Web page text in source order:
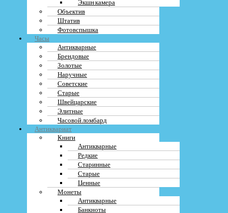
Экшн камера
Объектив
Штатив
Фотовспышка
Часы
Антикварные
Брендовые
Золотые
Наручные
Советские
Старые
Швейцарские
Элитные
Часовой ломбард
Антиквариат
Книги
Антикварные
Редкие
Старинные
Старые
Ценные
Монеты
Антикварные
Банкноты